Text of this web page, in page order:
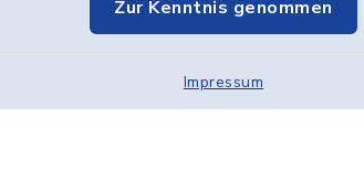
Zur Kenntnis genommen
Impressum
08:00 -